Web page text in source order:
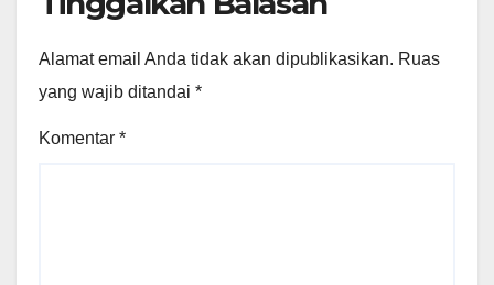
Alamat email Anda tidak akan dipublikasikan. Ruas
yang wajib ditandai *
Komentar *